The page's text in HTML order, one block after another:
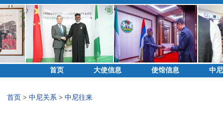
首页 大使信息 使馆信息 中
首页 > 中尼关系> 中尼往来